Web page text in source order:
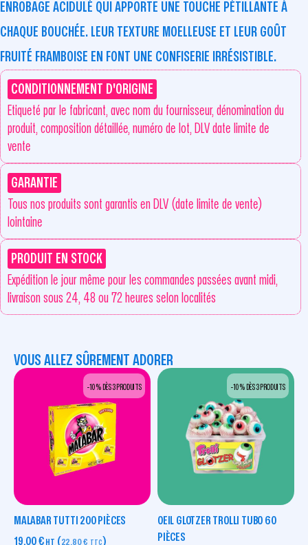
ENROBAGE ACIDULÉ QUI APPORTE UNE TOUCHE PÉTILLANTE À
CHAQUE BOUCHÉE. LEUR TEXTURE MOELLEUSE ET LEUR GOÛT
FRUITÉ FRAMBOISE EN FONT UNE CONFISERIE IRRÉSISTIBLE.
CONDITIONNEMENT D'ORIGINE
Etiqueté par le fabricant, avec nom du fournisseur, dénomination du
produit, composition détaillée, numéro de lot, DLV date limite de
vente
GARANTIE
Tous nos produits sont garantis en DLV (date limite de vente)
lointaine
PRODUIT EN STOCK
Expédition le jour même pour les commandes passées avant midi,
livraison sous 24, 48 ou 72 heures selon localités
VOUS ALLEZ SÛREMENT ADORER
-10 % DÈS 3 PRODUITS
MALABAR TUTTI 200 PIÈCES
19,00€ HT (22,80€ TTC)
-10 % DÈS 3 PRODUITS
OEIL GLOTZER TROLLI TUBO 60
PIÈCES